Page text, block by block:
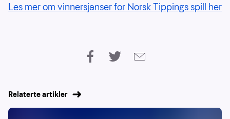
Les mer om vinnersjanser for Norsk Tippings spill her
Relaterte artikler